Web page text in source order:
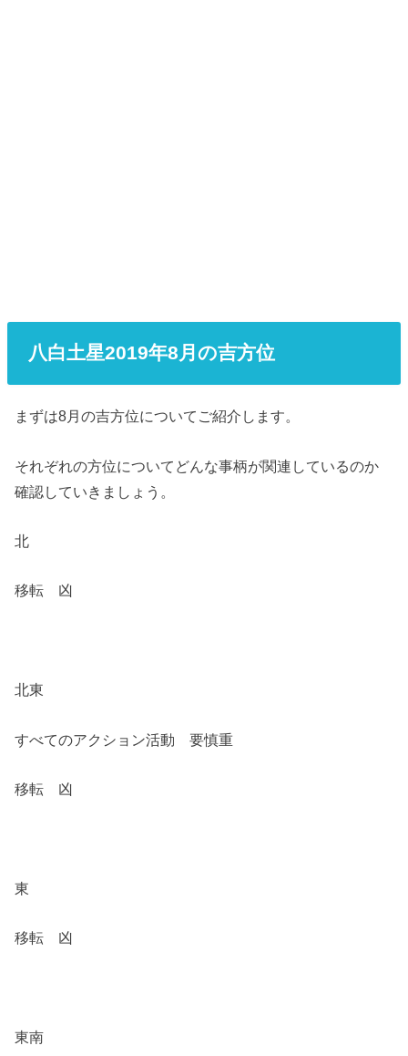
八白土星2019年8月の吉方位
まずは8月の吉方位についてご紹介します。
それぞれの方位についてどんな事柄が関連しているのか
確認していきましょう。
北
移転 凶
北東
すべてのアクション活動 要慎重
移転 凶
東
移転 凶
東南